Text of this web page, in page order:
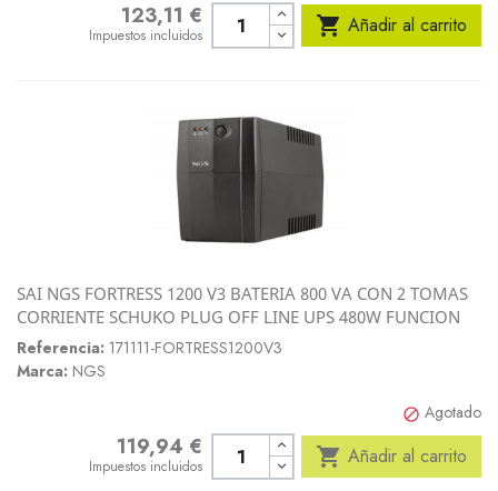
Precio123,11 €
Impuestos incluidos  Añadir al carrito
SAI NGS FORTRESS 1200 V3 BATERIA 800 VA CON 2 TOMAS
CORRIENTE SCHUKO PLUG OFF LINE UPS 480W FUNCION
Referencia: 171111-FORTRESS1200V3
Marca: NGS
 Agotado
Precio119,94 €
Impuestos incluidos  Añadir al carrito